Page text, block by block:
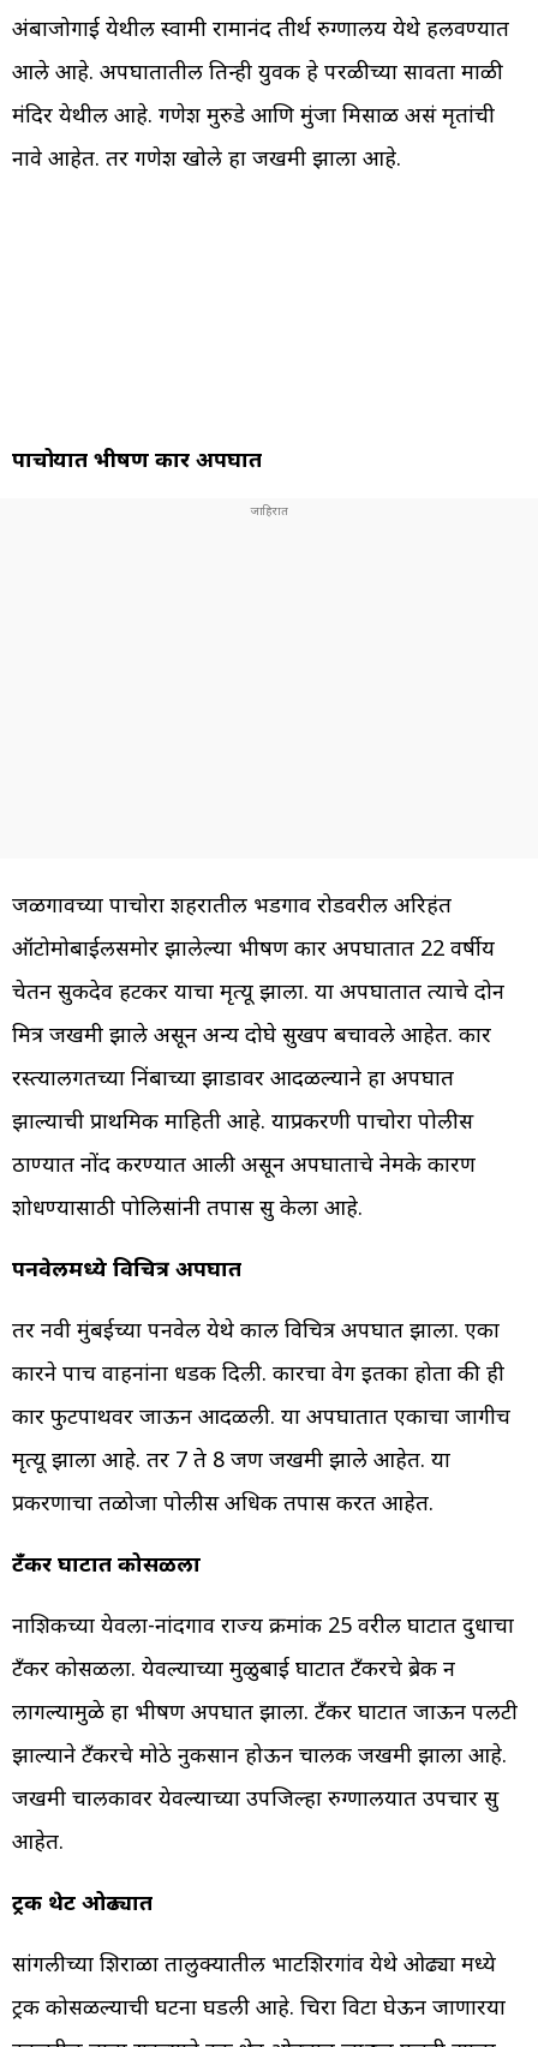
अंबाजोगाई येथील स्वामी रामानंद तीर्थ रुग्णालय येथे हलवण्यात
आले आहे. अपघातातील तिन्ही युवक हे परळीच्या सावता माळी
मंदिर येथील आहे. गणेश मुरुडे आणि मुंजा मिसाळ असं मृतांची
नावे आहेत. तर गणेश खोले हा जखमी झाला आहे.
पाचोऱ्यात भीषण कार अपघात
जळगावच्या पाचोरा शहरातील भडगाव रोडवरील अरिहंत
ऑटोमोबाईलसमोर झालेल्या भीषण कार अपघातात 22 वर्षीय
चेतन सुकदेव हटकर याचा मृत्यू झाला. या अपघातात त्याचे दोन
मित्र जखमी झाले असून अन्य दोघे सुखरूप बचावले आहेत. कार
रस्त्यालगतच्या निंबाच्या झाडावर आदळल्याने हा अपघात
झाल्याची प्राथमिक माहिती आहे. याप्रकरणी पाचोरा पोलीस
ठाण्यात नोंद करण्यात आली असून अपघाताचे नेमके कारण
शोधण्यासाठी पोलिसांनी तपास सुरू केला आहे.
पनवेलमध्ये विचित्र अपघात
तर नवी मुंबईच्या पनवेल येथे काल विचित्र अपघात झाला. एका
कारने पाच वाहनांना धडक दिली. कारचा वेग इतका होता की ही
कार फुटपाथवर जाऊन आदळली. या अपघातात एकाचा जागीच
मृत्यू झाला आहे. तर 7 ते 8 जण जखमी झाले आहेत. या
प्रकरणाचा तळोजा पोलीस अधिक तपास करत आहेत.
टँकर घाटात कोसळला
नाशिकच्या येवला-नांदगाव राज्य क्रमांक 25 वरील घाटात दुधाचा
टँकर कोसळला. येवल्याच्या मुळुबाई घाटात टँकरचे ब्रेक न
लागल्यामुळे हा भीषण अपघात झाला. टँकर घाटात जाऊन पलटी
झाल्याने टँकरचे मोठे नुकसान होऊन चालक जखमी झाला आहे.
जखमी चालकावर येवल्याच्या उपजिल्हा रुग्णालयात उपचार सुरू
आहेत.
ट्रक थेट ओढ्यात
सांगलीच्या शिराळा तालुक्यातील भाटशिरगांव येथे ओढ्या मध्ये
ट्रक कोसळल्याची घटना घडली आहे. चिरा विटा घेऊन जाणारया